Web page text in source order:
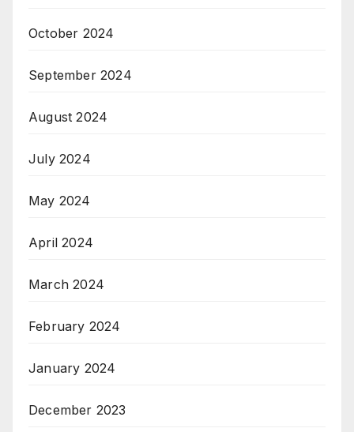
October 2024
September 2024
August 2024
July 2024
May 2024
April 2024
March 2024
February 2024
January 2024
December 2023